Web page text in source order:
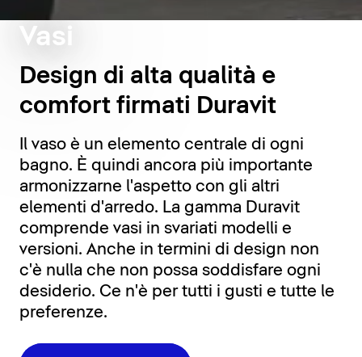
Vasi
Design di alta qualità e
comfort firmati Duravit
Il vaso è un elemento centrale di ogni
bagno. È quindi ancora più importante
armonizzarne l'aspetto con gli altri
elementi d'arredo. La gamma Duravit
comprende vasi in svariati modelli e
versioni. Anche in termini di design non
c'è nulla che non possa soddisfare ogni
desiderio. Ce n'è per tutti i gusti e tutte le
preferenze.